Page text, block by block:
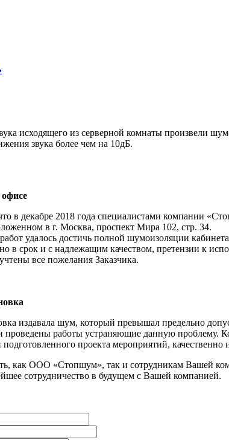
исходящего из серверной комнаты произвели
звука более чем на 10дБ.
в декабре 2018 года специалистами компании
в г. Москва, проспект Мира 102, стр. 34.
удалось достичь полной шумоизоляции
в срок и с надлежащим качеством, претензии к
все пожелания Заказчика.
издавала шум, который превышал предельно
работы устраняющие данную проблему.
подготовленного проекта мероприятий, качественно
как ООО «Стопшум», так и сотрудникам Вашей
сотрудничество в будущем с Вашей компанией.